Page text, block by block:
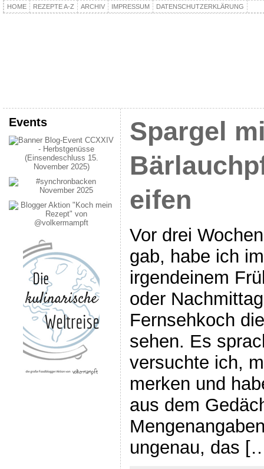
HOME REZEPTE A-Z ARCHIV IMPRESSUM DATENSCHUTZERKLÄRUNG
Events
Spargel
eifen
Vor drei
gab, habe ich
irgendeinem
oder
Fernsehkoch
sehen. Es
versuchte ich,
merken und
aus dem
ungenau, das